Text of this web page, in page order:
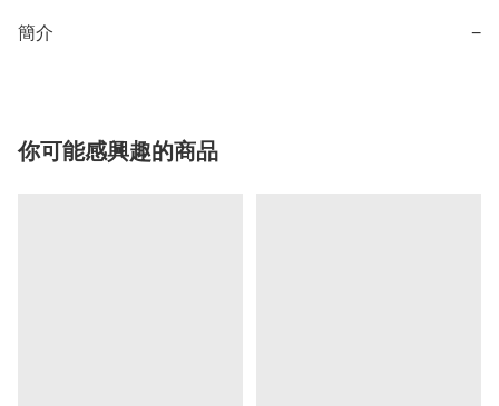
簡介 −
你可能感興趣的商品